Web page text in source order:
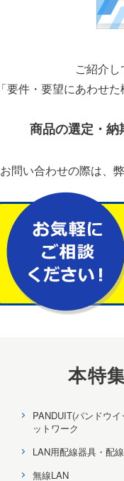
ご紹介
「要件・要望にあわせ
商品の選定・納
お問い合わせの際は、
本特
PANDUIT(パンドウイ
ットワーク
LAN用配線器具・配
無線LAN